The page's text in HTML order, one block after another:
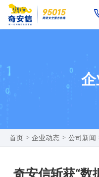
首页 > 企业动态 > 公司新闻
奇安信斩获“数